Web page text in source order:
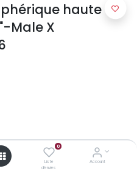
0
Liste
d'envies
Account
haute
Male X
au panier